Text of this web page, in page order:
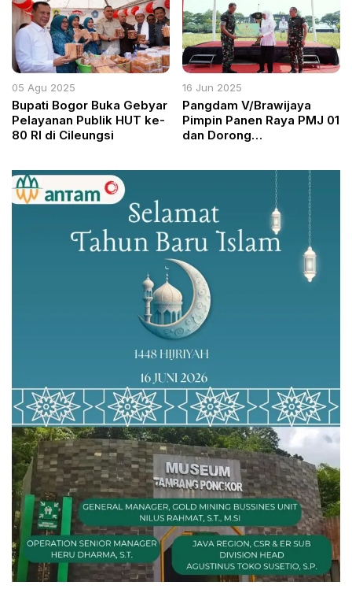
05 Agu 2025
Bupati Bogor Buka Gebyar
Pelayanan Publik HUT ke-
80 RI di Cileungsi
16 Jun 2025
Pangdam V/Brawijaya
Pimpin Panen Raya PMJ 01
dan Dorong